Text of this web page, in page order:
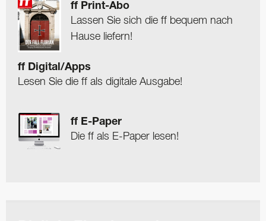
ff Print-Abo
Lassen Sie sich die ff bequem nach
Hause liefern!
ff Digital/Apps
Lesen Sie die ff als digitale Ausgabe!
ff E-Paper
Die ff als E-Paper lesen!